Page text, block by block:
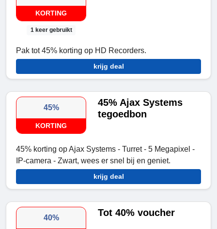
KORTING
1 keer gebruikt
Pak tot 45% korting op HD Recorders.
krijg deal
45%
KORTING
45% Ajax Systems
tegoedbon
45% korting op Ajax Systems - Turret - 5 Megapixel -
IP-camera - Zwart, wees er snel bij en geniet.
krijg deal
40% Tot 40% voucher